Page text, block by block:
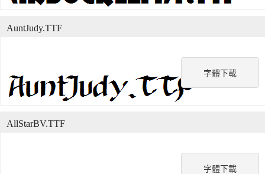
字體下載
AuntJudy.TTF
字體下載
AllStarBV.TTF